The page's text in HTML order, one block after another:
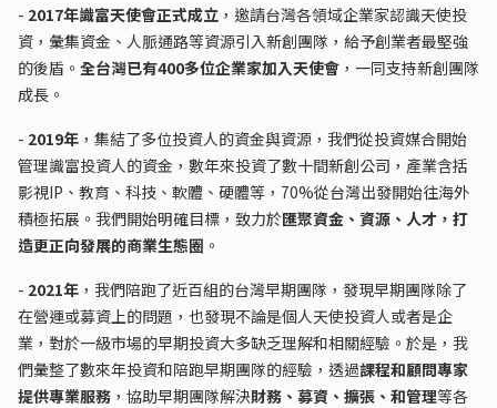
- 2017年識富天使會正式成立 ，邀請台灣各領域企業家認識天使投
資，彙集資金、人脈通路等資源引入新創團隊，給予創業者最堅強
的後盾。 全台灣已有400多位企業家加入天使會 ，一同支持新創團隊
成長。
- 2019年 ，集結了多位投資人的資金與資源，我們從投資媒合開始
管理識富投資人的資金，數年來投資了數十間新創公司，產業含括
影視IP、教育、科技、軟體、硬體等，70%從台灣出發開始往海外
積極拓展。我們開始明確目標，致力於匯聚資金、資源、人才，打
造更正向發展的商業生態圈 。
- 2021年 ，我們陪跑了近百組的台灣早期團隊，發現早期團隊除了
在營運或募資上的問題，也發現不論是個人天使投資人或者是企
業，對於一級市場的早期投資大多缺乏理解和相關經驗。於是，我
們彙整了數來年投資和陪跑早期團隊的經驗，透過課程和顧問專家
提供專業服務 ，協助早期團隊解決財務、募資、擴張、和管理等各